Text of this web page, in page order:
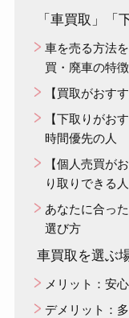
「車買取」「
車を売る方法
買・廃車の特
【買取がおす
【下取りがお
時間優先の人
【個人売買が
り取りできる人
あなたに合っ
選び方
車買取を選ぶ
メリット：安
デメリット：